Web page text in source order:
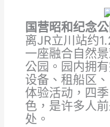
国营昭和纪念
离JR立川站约
一座融合自然
公园。园内拥
设备、租船区
体验活动，四
色，是许多人
处。